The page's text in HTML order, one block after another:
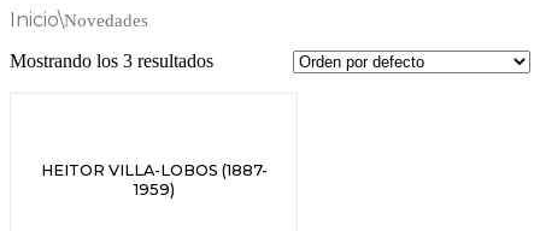
Inicio\Novedades
Mostrando los 3 resultados
HEITOR VILLA-LOBOS (1887-
1959)